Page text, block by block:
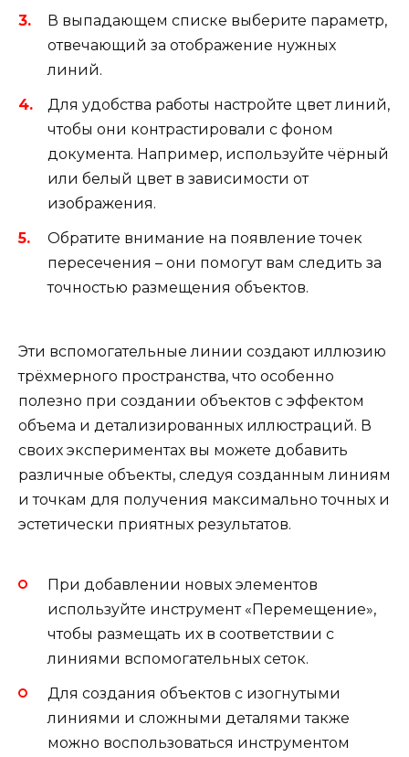
В выпадающем списке выберите параметр,
отвечающий за отображение нужных
линий.
Для удобства работы настройте цвет линий,
чтобы они контрастировали с фоном
документа. Например, используйте чёрный
или белый цвет в зависимости от
изображения.
Обратите внимание на появление точек
пересечения – они помогут вам следить за
точностью размещения объектов.
Эти вспомогательные линии создают иллюзию
трёхмерного пространства, что особенно
полезно при создании объектов с эффектом
объема и детализированных иллюстраций. В
своих экспериментах вы можете добавить
различные объекты, следуя созданным линиям
и точкам для получения максимально точных и
эстетически приятных результатов.
При добавлении новых элементов
используйте инструмент «Перемещение»,
чтобы размещать их в соответствии с
линиями вспомогательных сеток.
Для создания объектов с изогнутыми
линиями и сложными деталями также
можно воспользоваться инструментом